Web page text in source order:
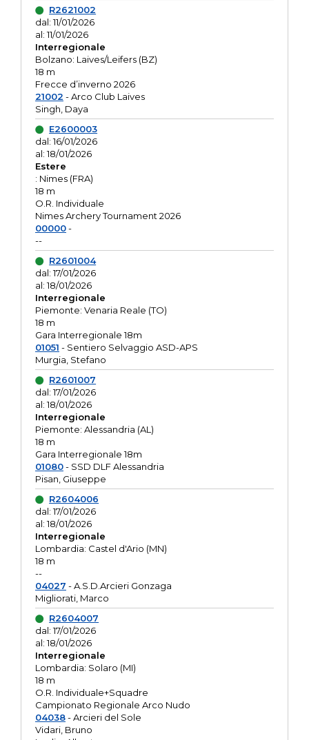
R2621002
dal: 11/01/2026
al: 11/01/2026
Interregionale
Bolzano: Laives/Leifers (BZ)
18 m
Frecce d’inverno 2026
21002 - Arco Club Laives
Singh, Daya
E2600003
dal: 16/01/2026
al: 18/01/2026
Estere
: Nimes (FRA)
18 m
O.R. Individuale
Nimes Archery Tournament 2026
00000-
--
R2601004
dal: 17/01/2026
al: 18/01/2026
Interregionale
Piemonte: Venaria Reale (TO)
18 m
Gara Interregionale 18m
01051 - Sentiero Selvaggio ASD-APS
Murgia, Stefano
R2601007
dal: 17/01/2026
al: 18/01/2026
Interregionale
Piemonte: Alessandria (AL)
18 m
Gara Interregionale 18m
01080- SSD DLF Alessandria
Pisan, Giuseppe
R2604006
dal: 17/01/2026
al: 18/01/2026
Interregionale
Lombardia: Castel d'Ario (MN)
18 m
--
04027 - A.S.D.Arcieri Gonzaga
Migliorati, Marco
R2604007
dal: 17/01/2026
al: 18/01/2026
Interregionale
Lombardia: Solaro (MI)
18 m
O.R. Individuale+Squadre
Campionato Regionale Arco Nudo
04038- Arcieri del Sole
Vidari, Bruno